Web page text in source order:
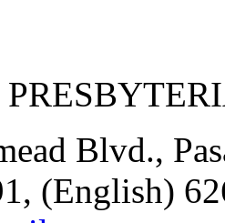
Blvd.,
(English)